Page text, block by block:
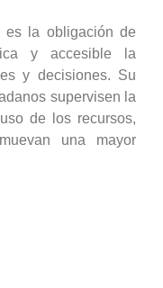
es la obligación de
y accesible la
y decisiones. Su
supervisen la
de los recursos,
una mayor